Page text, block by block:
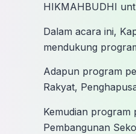
HIKMAHBUDHI
Dalam acara ini,
mendukung
Adapun program
Rakyat,
Kemudian program
Pembangunan